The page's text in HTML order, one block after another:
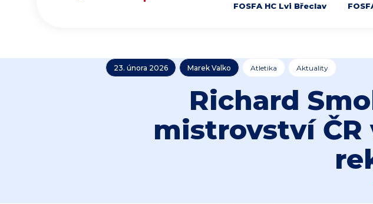
FOSFA HC Lvi Břeclav
23. února 2026 Marek Valko Atletika Aktuality
Richard
mistrovství